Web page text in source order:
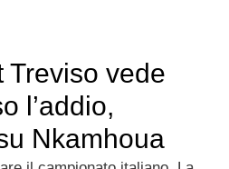
Treviso vede
l’addio,
Nkamhoua